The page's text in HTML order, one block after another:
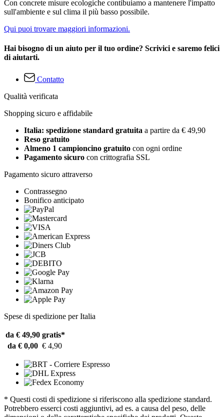
Con concrete misure ecologiche contibuiamo a mantenere l'impatto
sull'ambiente e sul clima il più basso possibile.
Qui puoi trovare maggiori informazioni.
Hai bisogno di un aiuto per il tuo ordine? Scrivici e saremo felici
di aiutarti.
Contatto
Qualità verificata
Shopping sicuro e affidabile
Italia: spedizione standard gratuita a partire da € 49,90
Reso gratuito
Almeno 1 campioncino gratuito con ogni ordine
Pagamento sicuro con crittografia SSL
Pagamento sicuro attraverso
Contrassegno
Bonifico anticipato
Spese di spedizione per Italia
da € 49,90 gratis*
da € 0,00 € 4,90
* Questi costi di spedizione si riferiscono alla spedizione standard.
Potrebbero esserci costi aggiuntivi, ad es. a causa del peso, delle